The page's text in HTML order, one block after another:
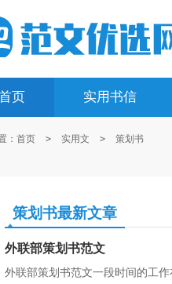
页 实用书信
： 首页 > 实用文 > 策划书
策划书最新文章
外联部策划书范文
外联部策划书范文一段时间的工